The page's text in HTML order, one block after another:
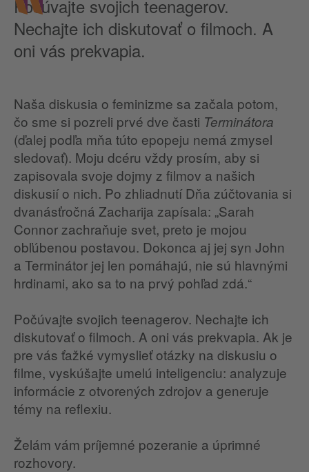
Počúvajte svojich teenagerov.
Nechajte ich diskutovať o filmoch. A
oni vás prekvapia.
Naša diskusia o feminizme sa začala potom,
čo sme si pozreli prvé dve časti Terminátora
(ďalej podľa mňa túto epopeju nemá zmysel
sledovať). Moju dcéru vždy prosím, aby si
zapisovala svoje dojmy z filmov a našich
diskusií o nich. Po zhliadnutí Dňa zúčtovania si
dvanásťročná Zacharija zapísala: „Sarah
Connor zachraňuje svet, preto je mojou
obľúbenou postavou. Dokonca aj jej syn John
a Terminátor jej len pomáhajú, nie sú hlavnými
hrdinami, ako sa to na prvý pohľad zdá.“
Počúvajte svojich teenagerov. Nechajte ich
diskutovať o filmoch. A oni vás prekvapia. Ak je
pre vás ťažké vymyslieť otázky na diskusiu o
filme, vyskúšajte umelú inteligenciu: analyzuje
informácie z otvorených zdrojov a generuje
témy na reflexiu.
Želám vám príjemné pozeranie a úprimné
rozhovory.